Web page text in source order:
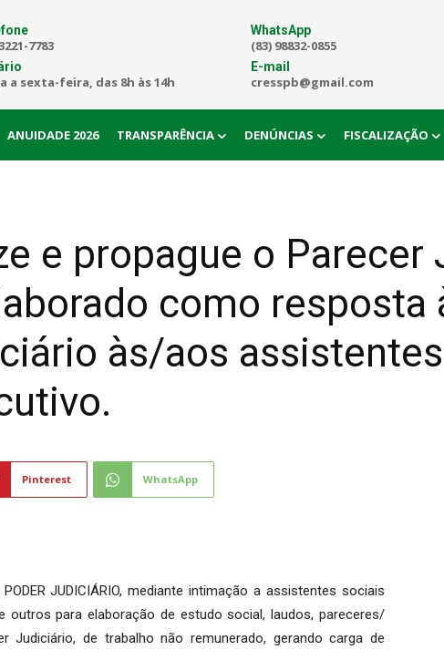
7783
a sexta-feira, das 8h às 14h
WhatsApp
(83) 98832-0855
E-mail
cresspb@gmail.com
ANUIDADE 2026 TRANSPARÊNCIA DENÚNCIAS FISCALIZAÇÃO
e propague o Parecer
como resposta
às/aos
Pinterest WhatsApp
PODER JUDICIÁRIO, mediante intimação a assistentes sociais
outros para elaboração de estudo social, laudos, pareceres/
Judiciário, de trabalho não remunerado, gerando carga de